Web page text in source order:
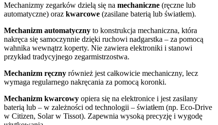
Mechanizmy zegarków dzielą się na mechaniczne (ręczne lub
automatyczne) oraz kwarcowe (zasilane baterią lub światłem).
Mechanizm automatyczny to konstrukcja mechaniczna, która
nakręca się samoczynnie dzięki ruchowi nadgarstka – za pomocą
wahnika wewnątrz koperty. Nie zawiera elektroniki i stanowi
przykład tradycyjnego zegarmistrzostwa.
Mechanizm ręczny również jest całkowicie mechaniczny, lecz
wymaga regularnego nakręcania za pomocą koronki.
Mechanizm kwarcowy opiera się na elektronice i jest zasilany
baterią lub – w zależności od technologii – światłem (np. Eco-Drive
w Citizen, Solar w Tissot). Zapewnia wysoką precyzję i wygodę